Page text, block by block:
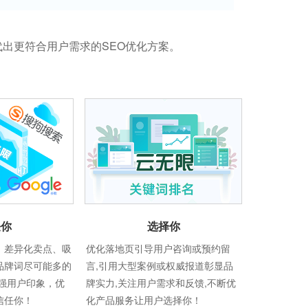
更符合用户需求的SEO优化方案。
异化卖点、吸
牌词尽可能多的
用户印象，优
你！
选择你
优化落地页引导用户咨询或预约留
言,引用大型案例或权威报道彰显品
牌实力,关注用户需求和反馈,不断优
化产品服务让用户选择你！